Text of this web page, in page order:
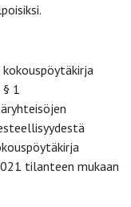
1
tilanteen mukaan